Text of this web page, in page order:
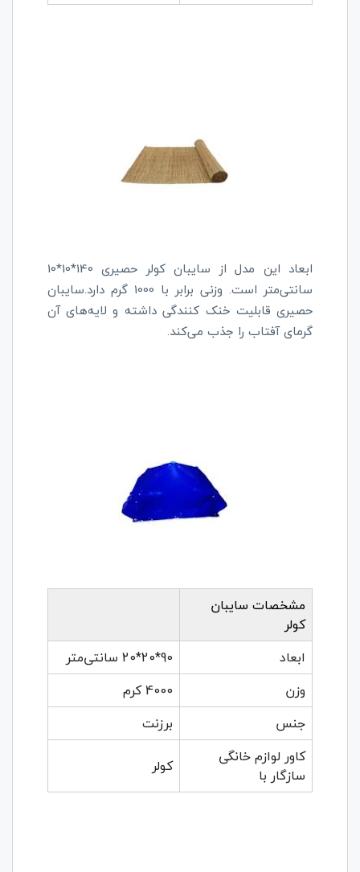
ابعاد این مدل از سایبان کولر حصیری 140*10*10
سانتی‌متر است. وزنی برابر با 1000 گرم دارد.سایبان
حصیری قابلیت خنک کنندگی داشته و لایه‌های آن
گرمای آفتاب را جذب می‌کند.
مشخصات سایبان
کولر
ابعاد
90*20*20 سانتی‌متر
وزن
4000 کرم
جنس
برزنت
کاور لوازم خانگی
سازگار با
کولر